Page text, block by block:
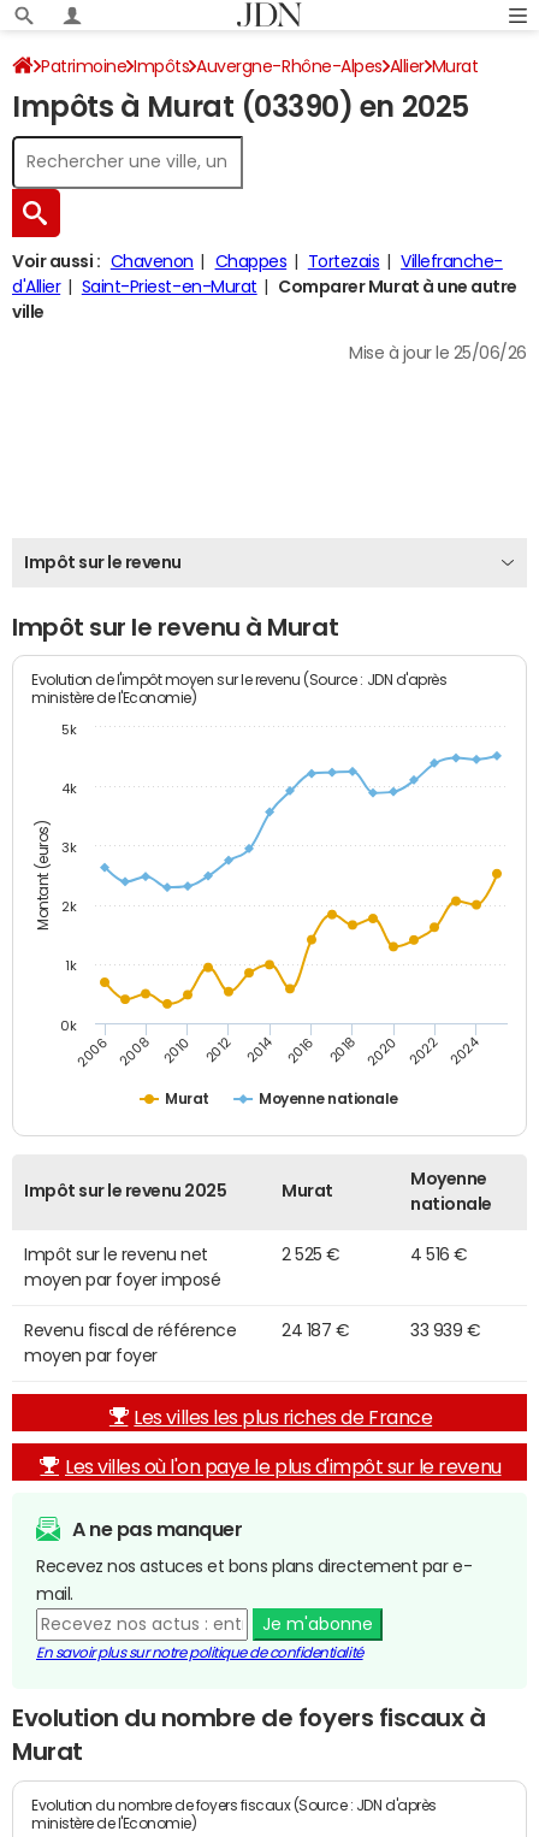
Patrimoine Impôts Auvergne-Rhône-Alpes Allier Murat
Impôt sur le revenu
Impôts à Murat (03390) en 2025
Voir aussi : Chavenon Chappes Tortezais
Villefranche-
d'Allier
Saint-Priest-en-Murat
Comparer Murat à une autre
ville
Mise à jour le 25/06/26
Impôt sur le revenu
Impôt sur le revenu à Murat
Montant (euros)
Evolution de l'impôt moyen sur le revenu (Source : JDN d'après
ministère de l'Economie)
Murat Moyenne nationale
2006 2008 2010 2012 2014 2016 2018 2020 2022 2024
0k
1k
2k
3k
4k
5k
Impôt sur le revenu 2025 Murat
Moyenne
nationale
Impôt sur le revenu net
moyen par foyer imposé
2 525 € 4 516 €
Revenu fiscal de référence
moyen par foyer
24 187 € 33 939 €
Les villes les plus riches de France
Les villes où l'on paye le plus d'impôt sur le revenu
A ne pas manquer
Recevez nos astuces et bons plans directement par e-
mail.
Je m'abonne
En savoir plus sur notre politique de confidentialité
Evolution du nombre de foyers fiscaux à
Murat
Evolution du nombre de foyers fiscaux (Source : JDN d'après
ministère de l'Economie)